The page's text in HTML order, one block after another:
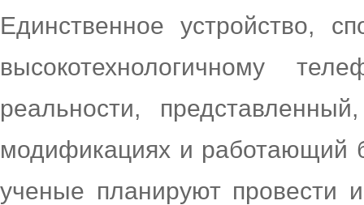
Единственное устройство,
высокотехнологичному
реальности,
модификациях и работающий
ученые планируют провести